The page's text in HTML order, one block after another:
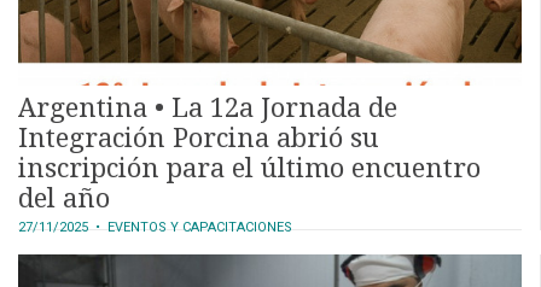
Argentina • La 12a Jornada de
Integración Porcina abrió su
inscripción para el último encuentro
del año
27/11/2025 • EVENTOS Y CAPACITACIONES